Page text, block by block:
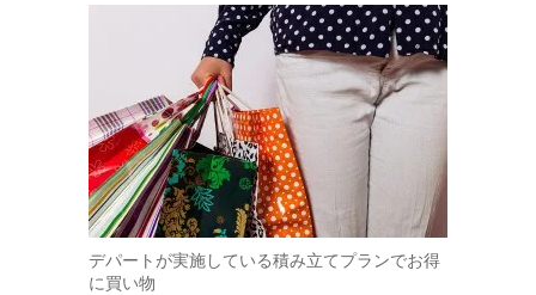
デパートが実施している積み立てプランでお得
に買い物